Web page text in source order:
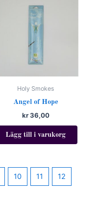
Holy Smokes
Angel of Hope
kr36,00
Lägg till i varukorg
10 11 12